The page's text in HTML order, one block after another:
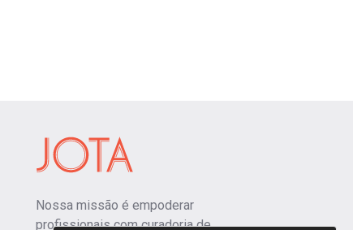
Nossa missão é empoderar
profissionais com curadoria de